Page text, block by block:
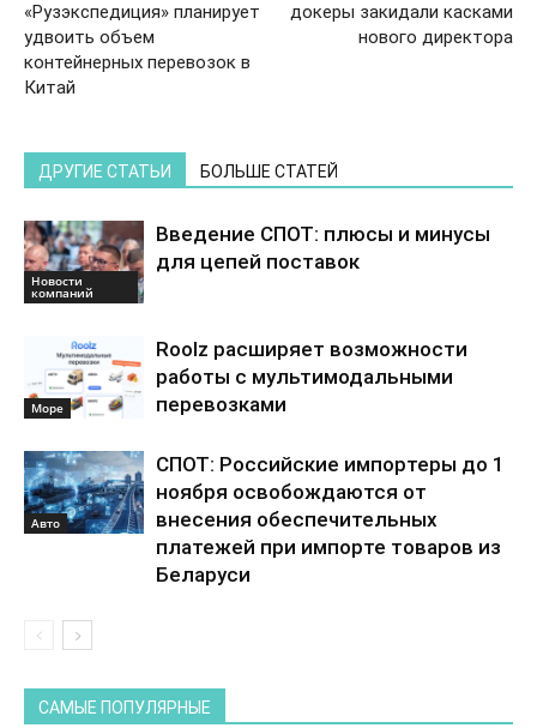
«Рузэкспедиция» планирует
удвоить объем
контейнерных перевозок в
Китай
докеры закидали касками
нового директора
ДРУГИЕ СТАТЬИ БОЛЬШЕ СТАТЕЙ
Новости
компаний
Введение СПОТ: плюсы и минусы
для цепей поставок
Море
Roolz расширяет возможности
работы с мультимодальными
перевозками
Авто
СПОТ: Российские импортеры до 1
ноября освобождаются от
внесения обеспечительных
платежей при импорте товаров из
Беларуси
САМЫЕ ПОПУЛЯРНЫЕ